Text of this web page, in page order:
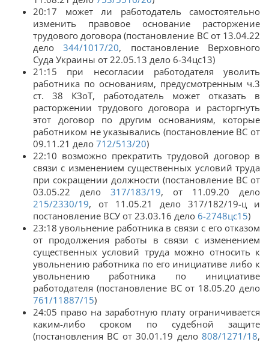
20:17 может ли работодатель самостоятельно
изменить правовое основание расторжение
трудового договора (постановление ВС от 13.04.22
дело344/1017/20, постановление Верховного
Суда Украины от 22.05.13 дело 6-34цс13)
21:15 при несогласии работодателя уволить
работника по основаниям, предусмотренным ч.3
ст. 38 КЗоТ, работодатель может отказать в
расторжении трудового договора и расторгнуть
этот договор по другим основаниям, которые
работником не указывались (постановление ВС от
09.11.21 дело 712/513/20)
22:10 возможно прекратить трудовой договор в
связи с изменением существенных условий труда
при сокращении должности (постановление ВС от
03.05.22 дело 317/183/19, от 11.09.20 дело
215/2330/19, от 11.05.21 дело 317/182/19-ц и
постановление ВСУ от 23.03.16 дело 6-2748цс15)
23:18 увольнение работника в связи с его отказом
от продолжения работы в связи с изменением
существенных условий труда можно относить к
увольнению работника по его инициативе либо к
увольнению работника по инициативе
работодателя (постановление ВС от 18.05.20 дело
761/11887/15)
24:05 право на заработную плату ограничивается
каким-либо сроком по судебной защите
(постановления ВС от 30.01.19 дело 808/1271/18,